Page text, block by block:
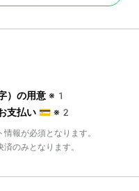
）の用意 ※1
支払い 💳 ※2
報が必須となります。
のみとなります。